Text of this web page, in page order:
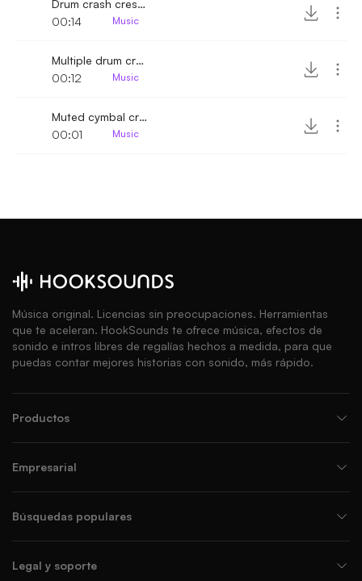
Drum crash crescendo
00:14
Music
Multiple drum crash hits
00:12
Music
Muted cymbal crash hit
00:01
Music
Música original. Licencias sin preocupaciones. Herramientas
que te aceleran. HookSounds te ofrece música, efectos de
sonido e intros libres de regalías hechos a medida, para que
puedas contar mejores historias con sonido, más rápido.
Productos
Empresarial
Búsquedas populares
Legal y soporte